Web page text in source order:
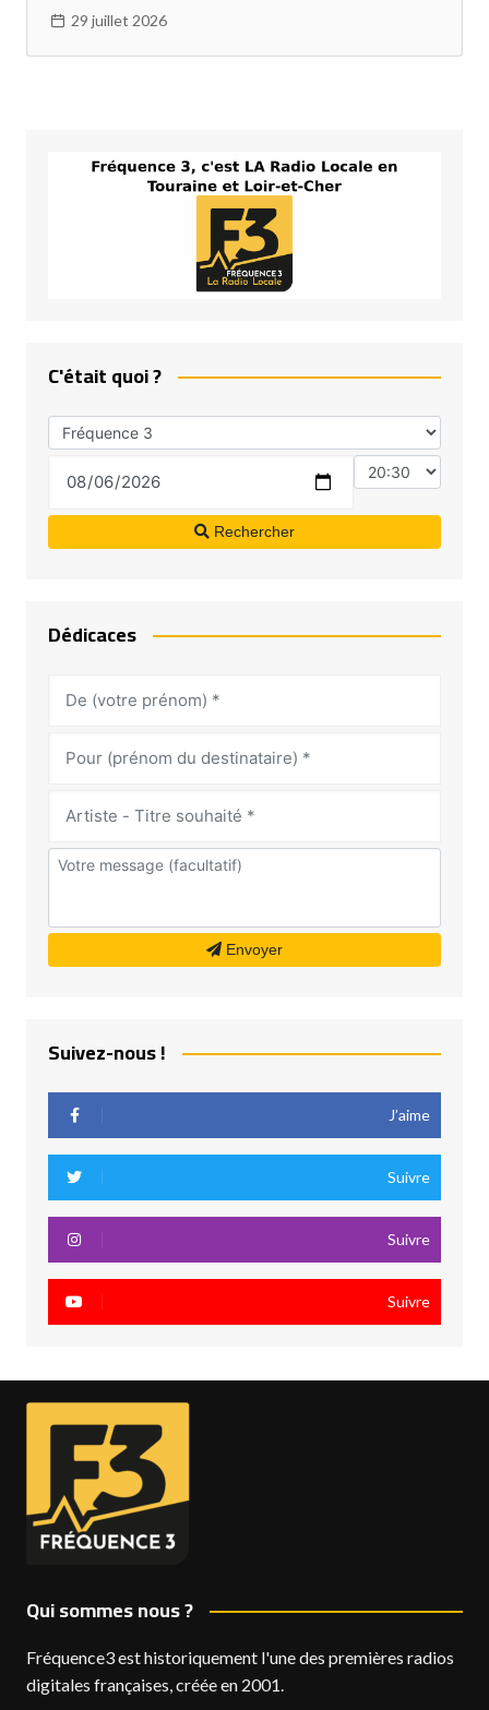
29 juillet 2026
C'était quoi ?
Rechercher
Dédicaces
Envoyer
Suivez-nous !
J’aime
Suivre
Suivre
Suivre
Qui sommes nous ?
Fréquence3 est historiquement l'une des premières radios
digitales françaises, créée en 2001.